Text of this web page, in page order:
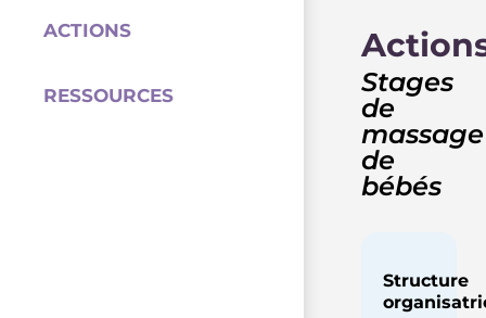
ACTIONS
RESSOURCES
Stages
de
massage
de
bébés
Structure